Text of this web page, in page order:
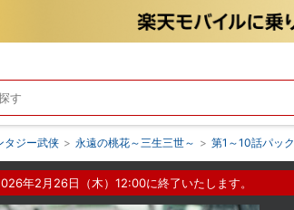
タジー武侠 > 永遠の桃花～三生三世～ > 第1～10話パック
年2月26日（木）12:00に終了いたします。